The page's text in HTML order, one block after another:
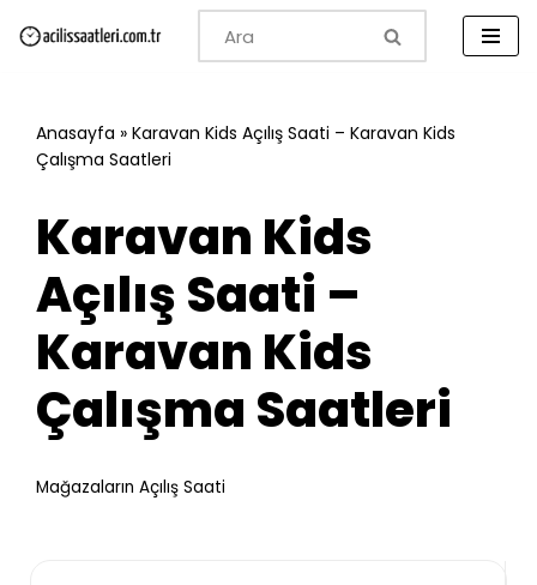
Anasayfa » Karavan Kids Açılış Saati – Karavan Kids
Çalışma Saatleri
Karavan Kids
Açılış Saati –
Karavan Kids
Çalışma Saatleri
Mağazaların Açılış Saati